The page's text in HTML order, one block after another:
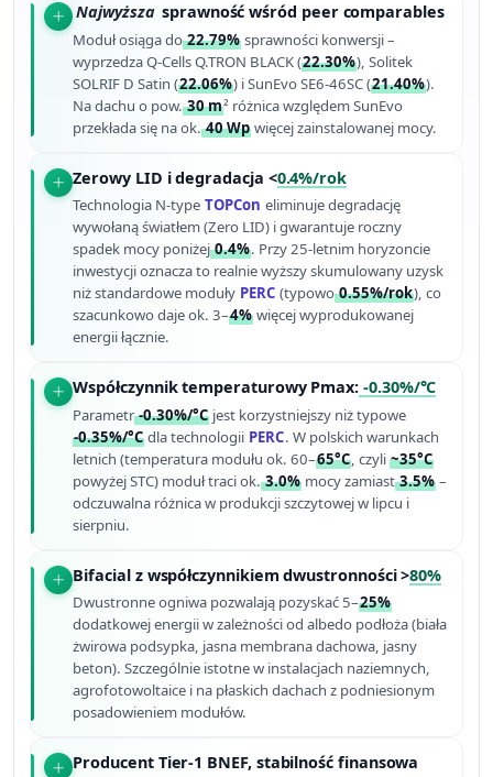
Najwyższa sprawność wśród peer comparables
Moduł osiąga do22.79% sprawności konwersji –
wyprzedza Q-Cells Q.TRON BLACK (22.30%), Solitek
SOLRIF D Satin (22.06%) i SunEvo SE6-46SC (21.40%).
Na dachu o pow.30 m² różnica względem SunEvo
przekłada się na ok.40 Wp więcej zainstalowanej mocy.
Zerowy LID i degradacja <0.4%/rok
Technologia N-type TOPCon eliminuje degradację
wywołaną światłem (Zero LID) i gwarantuje roczny
spadek mocy poniżej0.4%. Przy 25-letnim horyzoncie
inwestycji oznacza to realnie wyższy skumulowany uzysk
niż standardowe moduły PERC (typowo0.55%/rok), co
szacunkowo daje ok. 3–4% więcej wyprodukowanej
energii łącznie.
Współczynnik temperaturowy Pmax: -0.30%/°C
Parametr-0.30%/°C jest korzystniejszy niż typowe
-0.35%/°C dla technologii PERC. W polskich warunkach
letnich (temperatura modułu ok. 60–65°C, czyli~35°C
powyżej STC) moduł traci ok.3.0% mocy zamiast3.5% –
odczuwalna różnica w produkcji szczytowej w lipcu i
sierpniu.
Bifacial z współczynnikiem dwustronności >80%
Dwustronne ogniwa pozwalają pozyskać 5–25%
dodatkowej energii w zależności od albedo podłoża (biała
żwirowa podsypka, jasna membrana dachowa, jasny
beton). Szczególnie istotne w instalacjach naziemnych,
agrofotowoltaice i na płaskich dachach z podniesionym
posadowieniem modułów.
Producent Tier-1 BNEF, stabilność finansowa